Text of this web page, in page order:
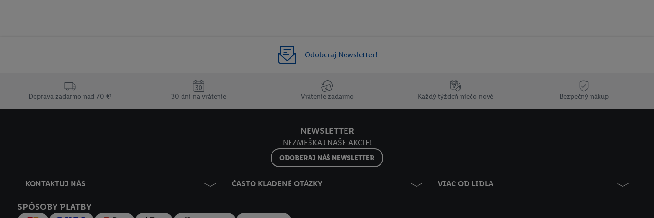
Odoberaj Newsletter!
Doprava zadarmo nad 70 €¹ 30 dní na vrátenie Vrátenie zadarmo Každý týždeň niečo nové Bezpečný nákup
NEWSLETTER
NEZMEŠKAJ NAŠE AKCIE!
ODOBERAJ NÁŠ NEWSLETTER
KONTAKTUJ NÁS ČASTO KLADENÉ OTÁZKY VIAC OD LIDLA
SPÔSOBY PLATBY